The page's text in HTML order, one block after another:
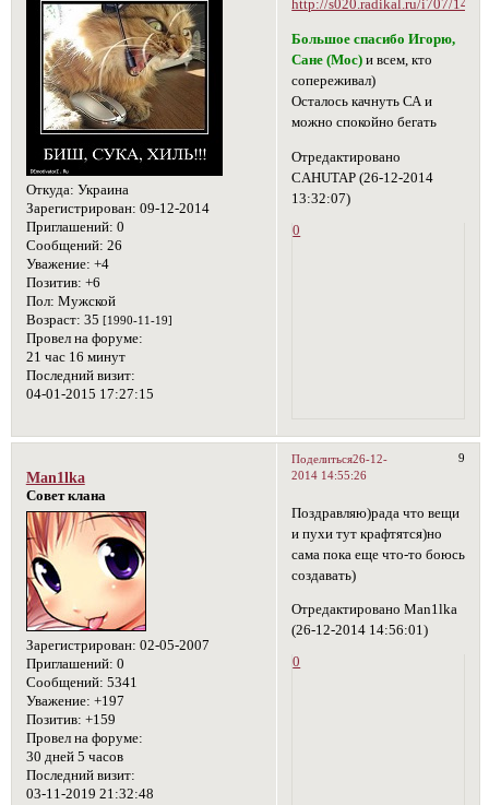
Откуда: Украина
Зарегистрирован: 09-12-2014
Приглашений: 0
Сообщений: 26
Уважение: +4
Позитив: +6
Пол: Мужской
Возраст: 35 [1990-11-19]
Провел на форуме:
21 час 16 минут
Последний визит:
04-01-2015 17:27:15
Большое спасибо Игорю,
Сане (Мос) и всем, кто
сопереживал)
Осталось качнуть СА и
можно спокойно бегать
Отредактировано
CAHUTAP (26-12-2014
13:32:07)
0
Поделиться 9
26-12-
2014 14:55:26
Man1lka
Совет клана
Зарегистрирован: 02-05-2007
Приглашений: 0
Сообщений: 5341
Уважение: +197
Позитив: +159
Провел на форуме:
30 дней 5 часов
Последний визит:
03-11-2019 21:32:48
Поздравляю)рада что вещи
и пухи тут крафтятся)но
сама пока еще что-то боюсь
создавать)
Отредактировано Man1lka
(26-12-2014 14:56:01)
0